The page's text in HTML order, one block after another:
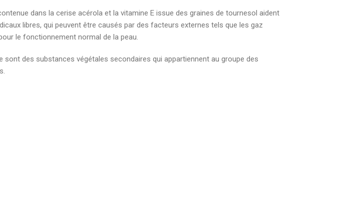
dans la cerise acérola et la vitamine E issue des graines de tournesol aident
libres, qui peuvent être causés par des facteurs externes tels que les gaz
le fonctionnement normal de la peau.
des substances végétales secondaires qui appartiennent au groupe des